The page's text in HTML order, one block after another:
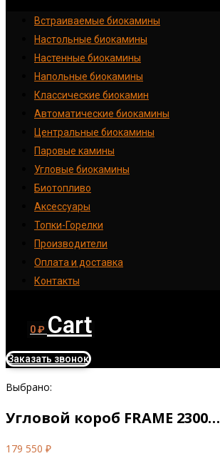
Встраиваемые биокамины
Настoльные биокамины
Настенные биокамины
Напольные биокамины
Классические биокамин
Автоматические биокамины
Центральные биокамины
Паровые камины
Угловые биокамины
Биотопливо
Аксессуары
Топки-Горелки
Производители
Оплата и доставка
Контакты
0₽ Cart
Заказать звонок
Выбрано:
Угловой короб FRAME 2300…
179 550 ₽